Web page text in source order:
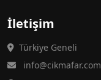
İletişim
Türkiye Geneli
info@cikmafar.com